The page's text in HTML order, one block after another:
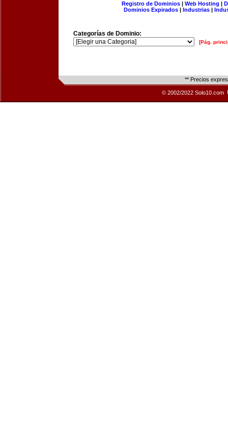
Registro de Dominios| Web Hosting |
Dominios Expirados | Industrias |
Categorías de Dominio:
[Pág.
** Precios
© 2002/2022 Solo10.com